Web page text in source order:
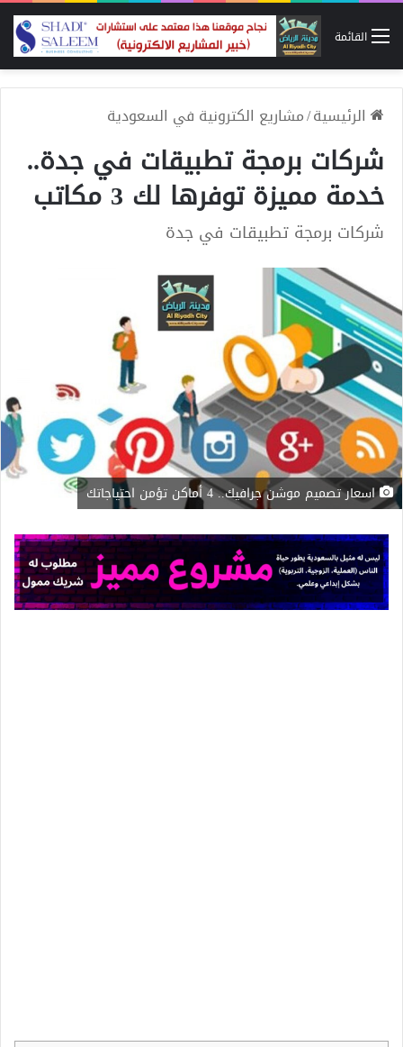
القائمة
الرئيسية/مشاريع الكترونية في السعودية
شركات برمجة تطبيقات في جدة..
خدمة مميزة توفرها لك 3 مكاتب
شركات برمجة تطبيقات في جدة
اسعار تصميم موشن جرافيك.. 4 أماكن تؤمن احتياجاتك